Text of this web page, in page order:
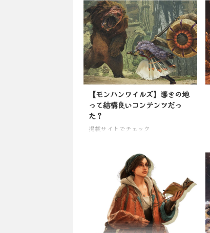
【モンハンワイルズ】導きの地
って結構良いコンテンツだっ
た？
掲載サイトでチェック